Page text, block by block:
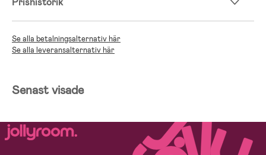
Se alla betalningsalternativ här
Se alla leveransalternativ här
Senast visade